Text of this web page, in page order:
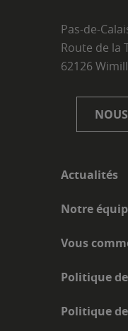
Pas-de-
Route de la
62126
Actualités
Notre
Vous
Politique
Politique